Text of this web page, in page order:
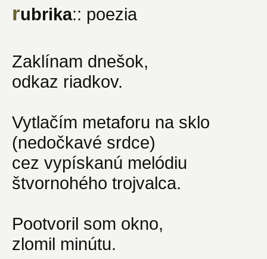
rubrika:: poezia
Zaklínam dnešok,
odkaz riadkov.
Vytlačím metaforu na sklo
(nedočkavé srdce)
cez vypískanú melódiu
štvornohého trojvalca.
Pootvoril som okno,
zlomil minútu.